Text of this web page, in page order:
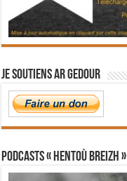
Je soutiens Ar Gedour
PODCASTS « Hentoù Breizh »